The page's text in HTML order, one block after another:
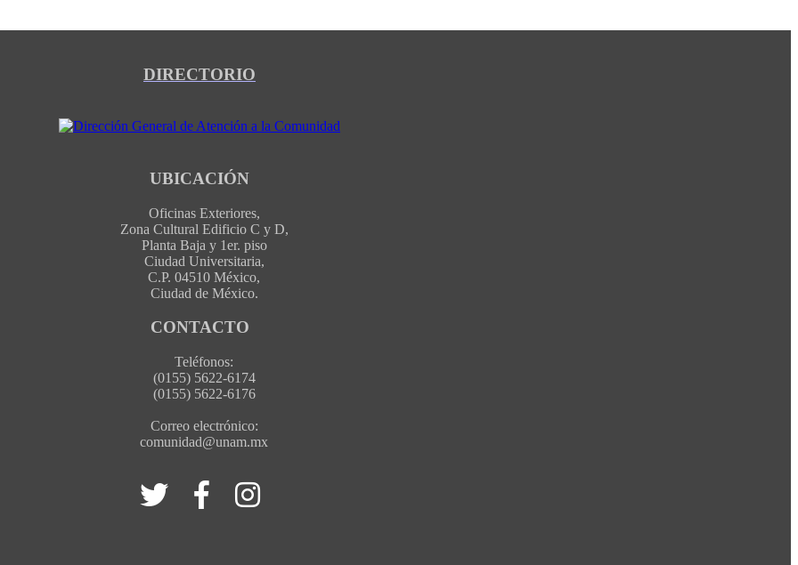
DIRECTORIO
UBICACIÓN
Oficinas Exteriores,
Zona Cultural Edificio C y D,
Planta Baja y 1er. piso
Ciudad Universitaria,
C.P. 04510 México,
Ciudad de México.
CONTACTO
Teléfonos:
(0155) 5622-6174
(0155) 5622-6176
Correo electrónico:
comunidad@unam.mx